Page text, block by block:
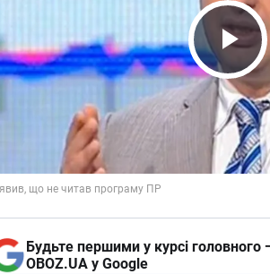
Будьте першими у курсі
OBOZ.UA у Google